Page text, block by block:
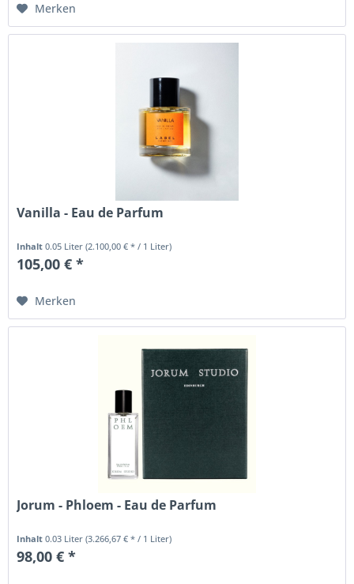
Merken
Vanilla - Eau de Parfum
Inhalt0.05 Liter(2.100,00 € * / 1 Liter)
105,00 € *
Merken
Jorum - Phloem - Eau de Parfum
Inhalt0.03 Liter(3.266,67 € * / 1 Liter)
98,00 € *